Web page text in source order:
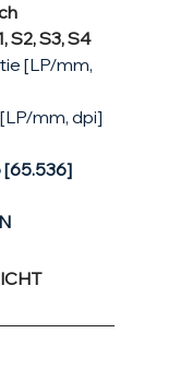
S2, S3, S4
[LP/mm,
mm, dpi]
[65.536]